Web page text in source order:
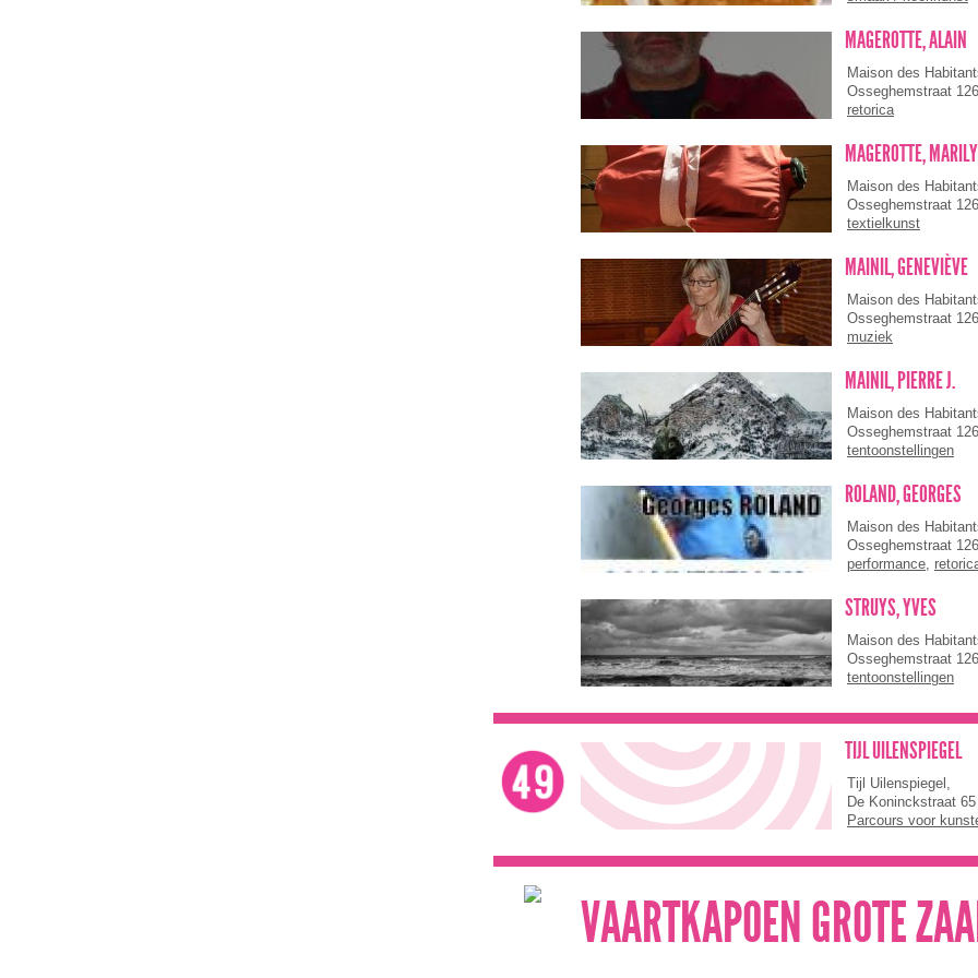
MAGEROTTE, ALAIN
Maison des
Osseghemstraat 126
retorica
MAGEROTTE,
Maison des
Osseghemstraat 126
textielkunst
MAINIL, GENEVIÈVE
Maison des
Osseghemstraat 126
muziek
MAINIL, PIERRE J.
Maison des
Osseghemstraat 126
tentoonstellingen
ROLAND, GEORGES
Maison des
Osseghemstraat 126
performance,
STRUYS, YVES
Maison des
Osseghemstraat 126
tentoonstellingen
TIJL UILENSPIEGEL
Tijl Uilenspiegel,
De Koninckstraat 65
Parcours voor
VAARTKAPOEN GROTE